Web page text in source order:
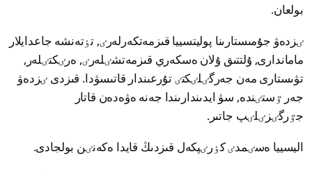
بولعان.
ٸزدەۋ جۇمىستارىنا پوليتسييا قىزمەتكەرلەرٸ, تٶتەنشە جاعدايلار
ماماندارى, ۇلتتىق ۇلان ەسكەري قىزمەتشٸلەرٸ, ەرٸكتٸلەر,
تۋىستارى مەن جەرگٸلٸكتٸ تۇرعىندار قاتىسۋدا. قىزدى ٸزدەۋ
جەر ٷستٸندە, سۋ ايدىندارىندا جەنە ەۋەدەن قاتار
جٷرگٸزٸلٸپ جاتىر.
اليسييا ەسٸمدٸ كٶرٸپكەل قىزدىڭ قايدا ەكەنٸن بولجادى.